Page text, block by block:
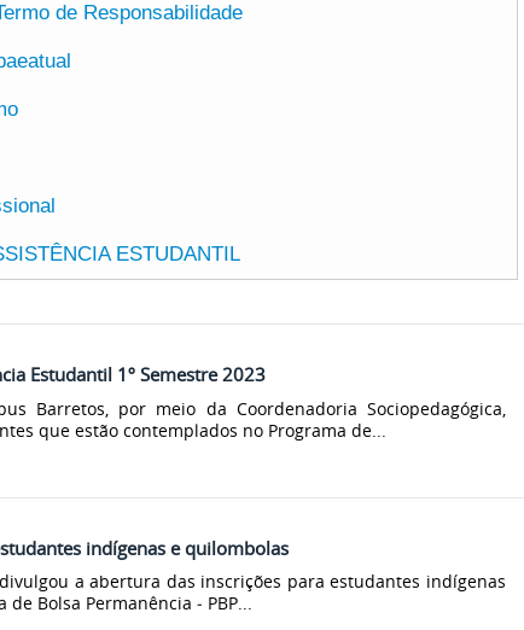
de Responsabilidade
ESTUDANTIL
Estudantil 1º Semestre 2023
Barretos, por meio da Coordenadoria Sociopedagógica,
que estão contemplados no Programa de...
indígenas e quilombolas
a abertura das inscrições para estudantes indígenas
Bolsa Permanência ‒ PBP...